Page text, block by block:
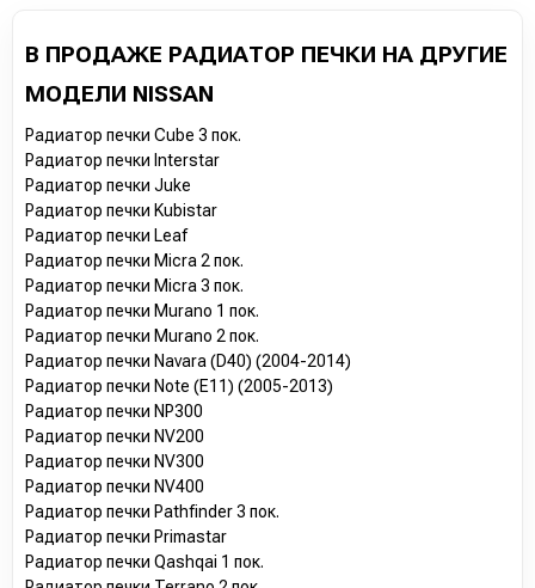
В ПРОДАЖЕ РАДИАТОР ПЕЧКИ НА ДРУГИЕ
МОДЕЛИ NISSAN
Радиатор печки Cube 3 пок.
Радиатор печки Interstar
Радиатор печки Juke
Радиатор печки Kubistar
Радиатор печки Leaf
Радиатор печки Micra 2 пок.
Радиатор печки Micra 3 пок.
Радиатор печки Murano 1 пок.
Радиатор печки Murano 2 пок.
Радиатор печки Navara (D40) (2004-2014)
Радиатор печки Note (E11) (2005-2013)
Радиатор печки NP300
Радиатор печки NV200
Радиатор печки NV300
Радиатор печки NV400
Радиатор печки Pathfinder 3 пок.
Радиатор печки Primastar
Радиатор печки Qashqai 1 пок.